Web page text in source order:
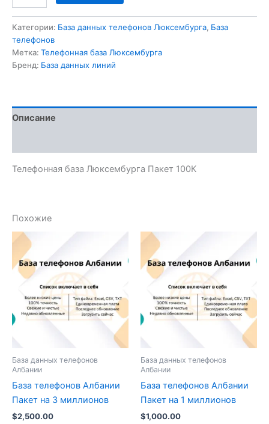
Категории: База данных телефонов Люксембурга, База
телефонов
Метка: Телефонная база Люксембурга
Бренд: База данных линий
Описание
Телефонная база Люксембурга Пакет 100К
Похожие
База данных телефонов
Албании
База телефонов Албании
Пакет на 3 миллионов
$2,500.00
База данных телефонов
Албании
База телефонов Албании
Пакет на 1 миллионов
$1,000.00